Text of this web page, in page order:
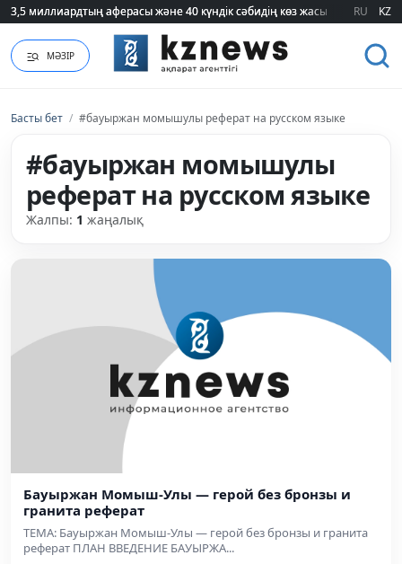
3,5 миллиардтың аферасы және 40 күндік сәбидің көз жасы:
3,5 миллиардтың аферасы және 40 күндік сәбидің көз жасы: RU KZ
МӘЗІР
Басты бет / #бауыржан момышулы реферат на русском языке
#бауыржан момышулы
реферат на русском языке
Жалпы: 1 жаңалық
Бауыржан Момыш-Улы — герой без бронзы и
гранита реферат
ТЕМА: Бауыржан Момыш-Улы — герой без бронзы и гранита
реферат ПЛАН ВВЕДЕНИЕ БАУЫРЖА...